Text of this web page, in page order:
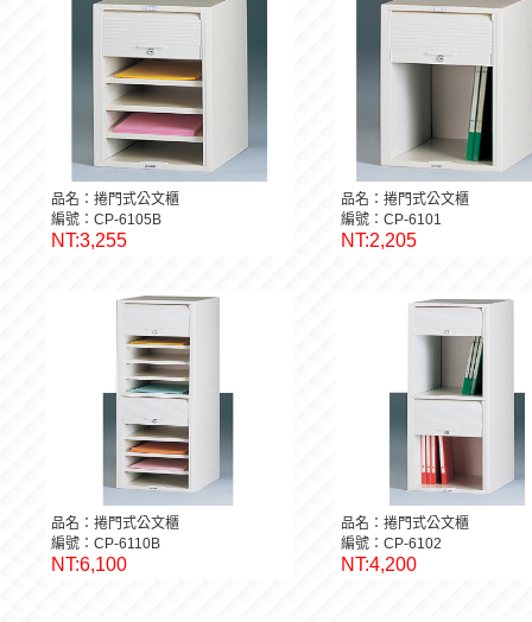
品名：捲門式公文櫃
編號：CP-6105B
NT:3,255
品名：捲門式公文櫃
編號：CP-6101
NT:2,205
品名：捲門式公文櫃
編號：CP-6110B
NT:6,100
品名：捲門式公文櫃
編號：CP-6102
NT:4,200